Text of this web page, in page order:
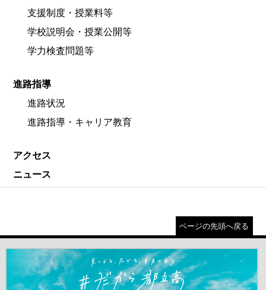
支援制度・授業料等
学校説明会・授業公開等
学力検査問題等
進路指導
進路状況
進路指導・キャリア教育
アクセス
ニュース
ページの先頭へ戻る
＃だから都立高（別ウインドウが開きます）